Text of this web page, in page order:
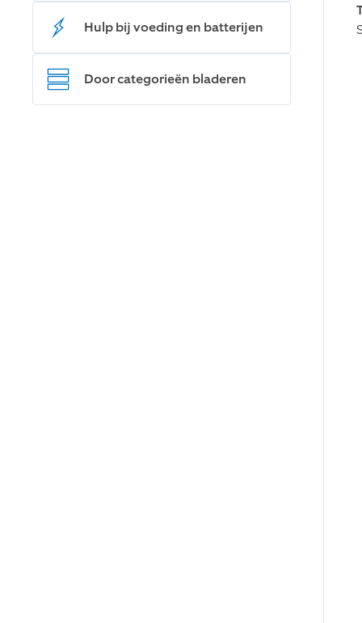
Hulp bij voeding en batterijen
Door categorieën bladeren